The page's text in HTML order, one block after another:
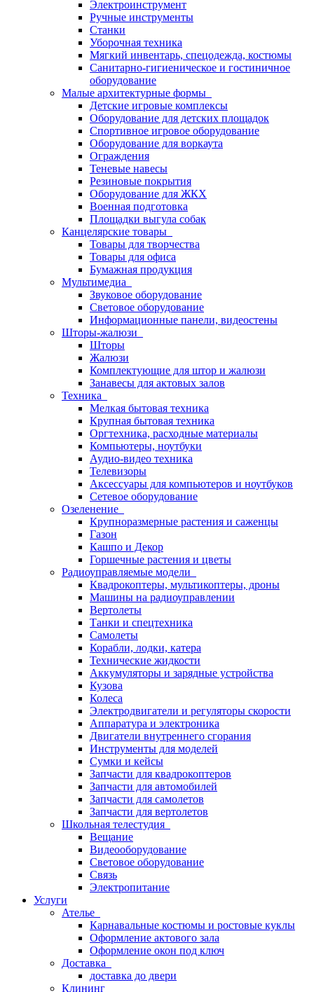
Электроинструмент
Ручные инструменты
Станки
Уборочная техника
Мягкий инвентарь, спецодежда, костюмы
Санитарно-гигиеническое и гостиничное
оборудование
Малые архитектурные формы
Детские игровые комплексы
Оборудование для детских площадок
Спортивное игровое оборудование
Оборудование для воркаута
Ограждения
Теневые навесы
Резиновые покрытия
Оборудование для ЖКХ
Военная подготовка
Площадки выгула собак
Канцелярские товары
Товары для творчества
Товары для офиса
Бумажная продукция
Мультимедиа
Звуковое оборудование
Световое оборудование
Информационные панели, видеостены
Шторы-жалюзи
Шторы
Жалюзи
Комплектующие для штор и жалюзи
Занавесы для актовых залов
Техника
Мелкая бытовая техника
Крупная бытовая техника
Оргтехника, расходные материалы
Компьютеры, ноутбуки
Аудио-видео техника
Телевизоры
Аксессуары для компьютеров и ноутбуков
Сетевое оборудование
Озеленение
Крупноразмерные растения и саженцы
Газон
Кашпо и Декор
Горшечные растения и цветы
Радиоуправляемые модели
Квадрокоптеры, мультикоптеры, дроны
Машины на радиоуправлении
Вертолеты
Танки и спецтехника
Самолеты
Корабли, лодки, катера
Технические жидкости
Аккумуляторы и зарядные устройства
Кузова
Колеса
Электродвигатели и регуляторы скорости
Аппаратура и электроника
Двигатели внутреннего сгорания
Инструменты для моделей
Сумки и кейсы
Запчасти для квадрокоптеров
Запчасти для автомобилей
Запчасти для самолетов
Запчасти для вертолетов
Школьная телестудия
Вещание
Видеооборудование
Световое оборудование
Связь
Электропитание
Услуги
Ателье
Карнавальные костюмы и ростовые куклы
Оформление актового зала
Оформление окон под ключ
Доставка
доставка до двери
Клининг